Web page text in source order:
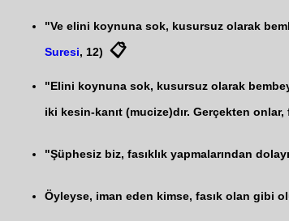
"Ve elini koynuna sok, kusursuz olarak
Suresi, 12) 📋
"Elini koynuna sok, kusursuz olarak
iki kesin-kanıt (mucize)dır. Gerçekten
"Şüphesiz biz, fasıklık yapmalarından
Öyleyse, iman eden kimse, fasık olan gibi